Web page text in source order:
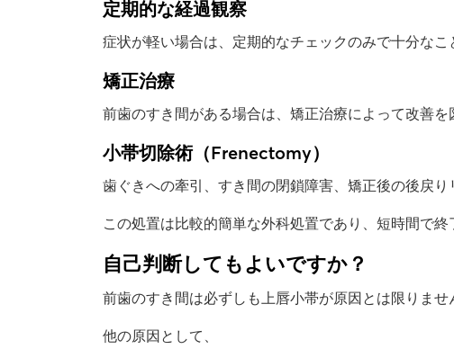
定期的な経過観察
症状が軽い場合は、定期的なチェックのみで十分なこ
矯正治療
前歯のすき間がある場合は、矯正治療によって改善を
小帯切除術（Frenectomy）
歯ぐきへの牽引、すき間の閉鎖障害、矯正後の後戻
この処置は比較的簡単な外科処置であり、短時間で終
自己判断してもよいですか？
前歯のすき間は必ずしも上唇小帯が原因とは限りませ
他の原因として、